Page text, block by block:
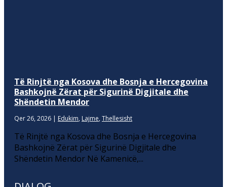
Të Rinjtë nga Kosova dhe Bosnja e Hercegovina
Bashkojnë Zërat për Sigurinë Digjitale dhe
Shëndetin Mendor
Qer 26, 2026 | Edukim, Lajme, Thellesisht
Të Rinjtë nga Kosova dhe Bosnja e Hercegovina
Bashkojnë Zërat për Sigurinë Digjitale dhe
Shëndetin Mendor Në Kamenicë,...